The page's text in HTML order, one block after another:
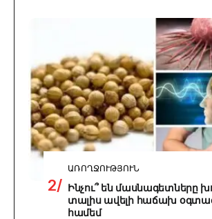
ԱՌՈՂՋՈՒԹՅՈՒՆ
Ինչու՞ են մասնագետները
տալիս ավելի հաճախ
համեմ